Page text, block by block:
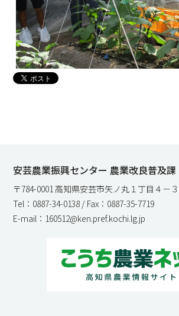
安芸農業振興センター 農業改良普及
〒784-0001 高知県安芸市矢ノ丸１丁目４－
Tel：0887-34-0138 / Fax：0887-35-7719
E-mail：160512@ken.pref.kochi.lg.jp